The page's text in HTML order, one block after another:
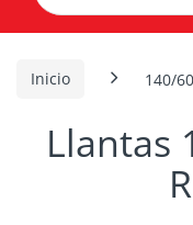
Inicio 140/
Llantas